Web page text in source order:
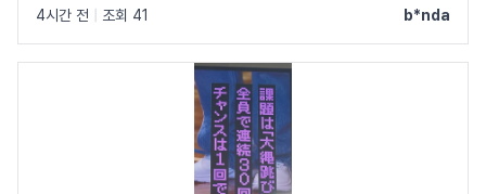
깝고 t가 유독 가로가 짧아서 예쁘더라구요
4시간 전 조회 41 b*nda